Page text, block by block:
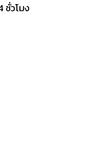
ชั่วโมง